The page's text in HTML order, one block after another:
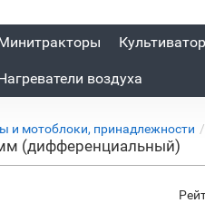
воздуха
и мотоблоки, принадлежности
(дифференциальный)